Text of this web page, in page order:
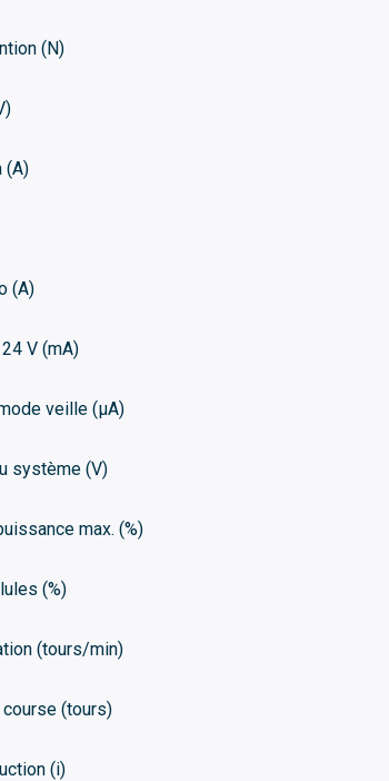
(N)
(A)
(A)
V (mA)
veille (μA)
système (V)
max. (%)
(%)
(tours/min)
(tours)
(i)